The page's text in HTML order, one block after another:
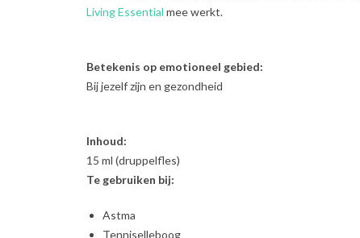
Living Essential mee werkt.
Betekenis op emotioneel gebied:
Bij jezelf zijn en gezondheid
Inhoud:
15 ml (druppelfles)
Te gebruiken bij:
Astma
Tenniselleboog